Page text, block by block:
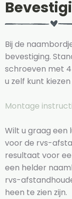
Bij de
bevestiging.
schroeven met
u zelf kunt
Montage
Wilt u graag een
voor de rvs-
resultaat voor
een helder
rvs-
heen te zien zijn.